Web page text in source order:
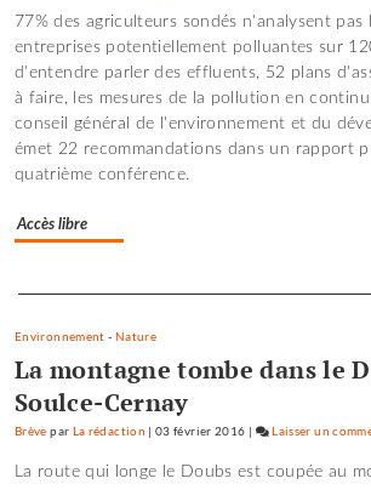
77% des agriculteurs sondés n'analysent pas
entreprises potentiellement polluantes sur
d'entendre parler des effluents, 52 plans
à faire, les mesures de la pollution en
conseil général de l'environnement et du
émet 22 recommandations dans un rapport
quatrième conférence.
Accès libre
Environnement - Nature
La montagne tombe dans le
Soulce-Cernay
Brève par La rédaction |03 février 2016 | Laisser un
La route qui longe le Doubs est coupée au